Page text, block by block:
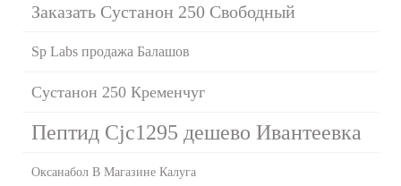
Заказать Сустанон 250 Свободный
Sp Labs продажа Балашов
Сустанон 250 Кременчуг
Пептид Cjc1295 дешево Ивантеевка
Оксанабол В Магазине Калуга